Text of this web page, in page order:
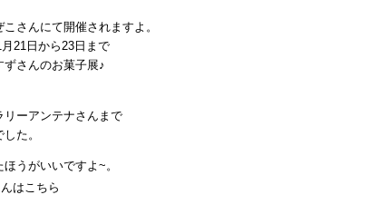
さんにて開催されますよ。
さんのお菓子展♪
リーアンテナさんまで
た。
うがいいですよ~。
はこちら